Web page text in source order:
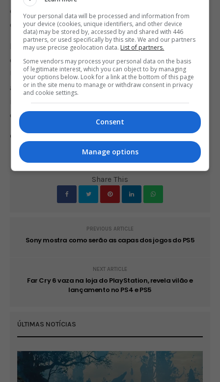
em jogos, mas também no cenário de
entretenimento digital em rápida evolução”.
Em 2012, bem antes de Fortnite elevar o patamar
de atuação da Epic, a chinesa Tencent investiu
US$ 330 milhões na empresa americana,
adquirindo 40% do negócio. Com o novo
investimento da Sony, o valor de mercado da Epic
está em US$ 17,86 bilhões.
Comente esta notícia no Fórum Outer Space
Share This
PREVIOUS ARTICLE
Sony mostra como serão as capas dos jogos do PS5
NEXT ARTICLE
Far Cry 6 vaza na loja do PlayStation, revela vilão e
lançamento no PS4 e PS5
ÚLTIMAS NOTÍCIAS
Your personal data will be processed and information from
your device (cookies, unique identifiers, and other device
data) may be stored by, accessed by and shared with 446
partners, or used specifically by this site. We and our partners
may use precise geolocation data. List of partners.
Some vendors may process your personal data on the basis
of legitimate interest, which you can object to by managing
your options below. Look for a link at the bottom of this page
or in the site menu to manage or withdraw consent in privacy
and cookie settings.
Consent
Manage options